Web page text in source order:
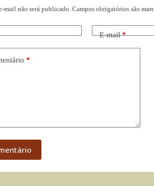
mail não será publicado. Campos obrigatórios são
E-mail*
*